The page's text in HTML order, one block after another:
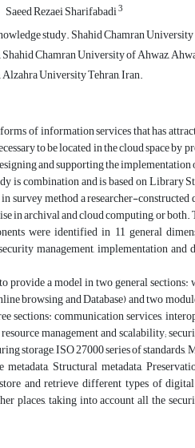
Saeed Rezaei Sharifabadi3
study. Shahid Chamran
Chamran University of Ahwaz,
University Tehran, Iran.
of information services that has
to be located in the cloud space
and supporting the
is combination and is based on
survey method a researcher-
in archival and cloud computing, or
were identified in 11 general
management, implementation
provide a model in two general
browsing and Database) and two
sections: communication services,
management and scalability;
storage, ISO 27000 series of
Structural metadata,
store and retrieve different types of
places, taking into account all the